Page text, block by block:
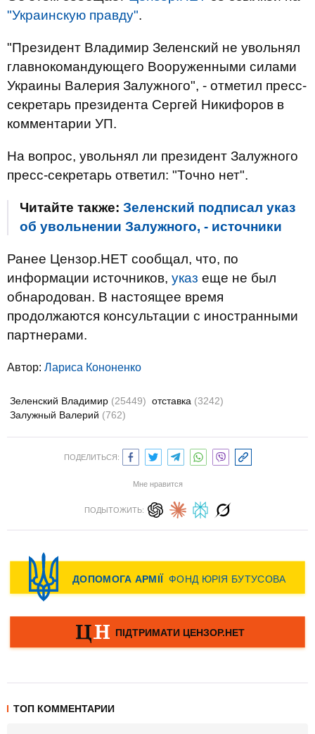
"Украинскую правду".
"Президент Владимир Зеленский не увольнял
главнокомандующего Вооруженными силами
Украины Валерия Залужного", - отметил пресс-
секретарь президента Сергей Никифоров в
комментарии УП.
На вопрос, увольнял ли президент Залужного
пресс-секретарь ответил: "Точно нет".
Читайте также: Зеленский подписал указ
об увольнении Залужного, - источники
Ранее Цензор.НЕТ сообщал, что, по
информации источников, указ еще не был
обнародован. В настоящее время
продолжаются консультации с иностранными
партнерами.
Автор: Лариса Кононенко
Зеленский Владимир (25449) отставка (3242)
Залужный Валерий (762)
ПОДЕЛИТЬСЯ:
Мне нравится
ПОДЫТОЖИТЬ:
ТОП КОММЕНТАРИИ